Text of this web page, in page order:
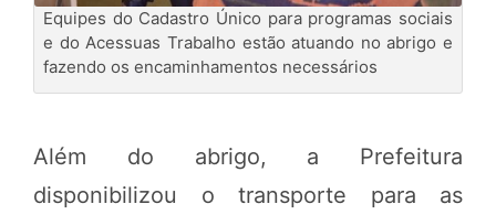
Equipes do Cadastro Único para programas sociais
e do Acessuas Trabalho estão atuando no abrigo e
fazendo os encaminhamentos necessários
Além do abrigo, a Prefeitura
disponibilizou o transporte para as